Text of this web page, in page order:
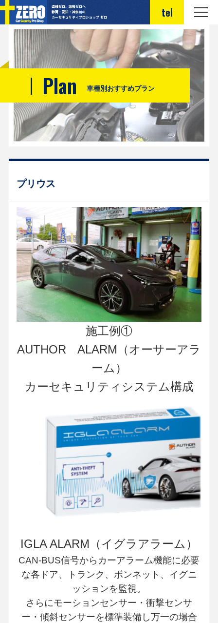
盗難ゼロ、誤報ゼロへ
静岡・愛知・神奈川の
カーセキュリティプロショップ ゼロ
tel
Plan 車種別おすすめプラン
プリウス
施工例①
AUTHOR ALARM（オーサーアラ
ーム）
カーセキュリティシステム構成
IGLA ALARM（イグラアラーム）
CAN-BUS信号からカーアラーム機能に必要
な各ドア、トランク、ボンネット、イグニ
ッションを監視。
さらにモーションセンサー・衝撃センサ
ー・傾斜センサーを標準装備し万一の場合